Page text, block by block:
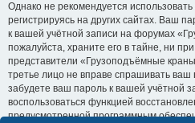
Однако не рекомендуется
регистрируясь на других сайтах. Ваш
к вашей учётной записи на форумах
пожалуйста, храните его в тайне, ни
представители «Грузоподъёмные
третье лицо не вправе спрашивать ваш
забудете ваш пароль к вашей учётной
воспользоваться функцией
предусмотренной программным